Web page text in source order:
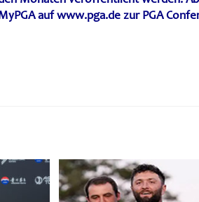
aufwww.pga.dezur PGA